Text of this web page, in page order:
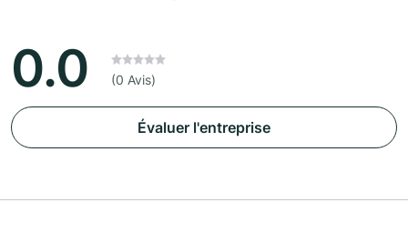
0.0 (0 Avis)
Évaluer l'entreprise